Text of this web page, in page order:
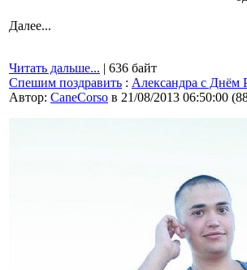
Далее...
Читать дальше... | 636 байт
Спешим поздравить : Александра с Днём
Автор: CaneCorso в 21/08/2013 06:50:00 (